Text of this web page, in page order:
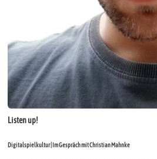
Listen up!
Digitalspielkultur | Im Gespräch mit Christian Mahnke